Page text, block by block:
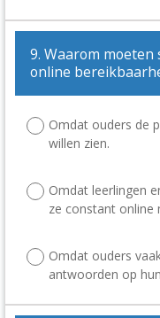
9. Waarom
online
Omdat ouders de
willen zien.
Omdat leerlingen
ze constant online
Omdat ouders
antwoorden op